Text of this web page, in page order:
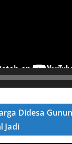
Didesa
Jadi